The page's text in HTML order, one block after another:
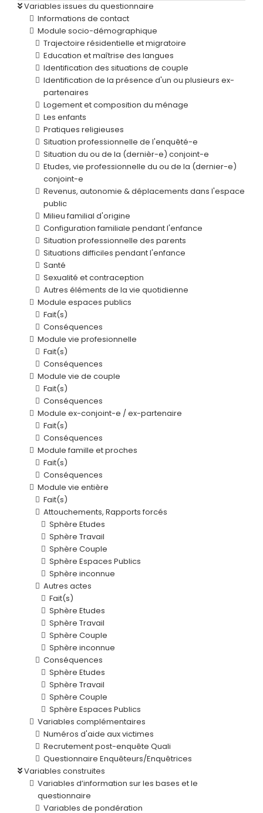
Variables issues du questionnaire
Informations de contact
Module socio-démographique
Trajectoire résidentielle et migratoire
Education et maîtrise des langues
Identification des situations de couple
Identification de la présence d'un ou plusieurs ex-
partenaires
Logement et composition du ménage
Les enfants
Pratiques religieuses
Situation professionnelle de l'enquêté-e
Situation du ou de la (dernièr-e) conjoint-e
Etudes, vie professionnelle du ou de la (dernier-e)
conjoint-e
Revenus, autonomie & déplacements dans l'espace
public
Milieu familial d'origine
Configuration familiale pendant l'enfance
Situation professionnelle des parents
Situations difficiles pendant l'enfance
Santé
Sexualité et contraception
Autres éléments de la vie quotidienne
Module espaces publics
Fait(s)
Conséquences
Module vie profesionnelle
Fait(s)
Conséquences
Module vie de couple
Fait(s)
Conséquences
Module ex-conjoint-e / ex-partenaire
Fait(s)
Conséquences
Module famille et proches
Fait(s)
Conséquences
Module vie entière
Fait(s)
Attouchements, Rapports forcés
Sphère Etudes
Sphère Travail
Sphère Couple
Sphère Espaces Publics
Sphère inconnue
Autres actes
Fait(s)
Sphère Etudes
Sphère Travail
Sphère Couple
Sphère inconnue
Conséquences
Sphère Etudes
Sphère Travail
Sphère Couple
Sphère Espaces Publics
Variables complémentaires
Numéros d'aide aux victimes
Recrutement post-enquête Quali
Questionnaire Enquêteurs/Enquêtrices
Variables construites
Variables d’information sur les bases et le
questionnaire
Variables de pondération